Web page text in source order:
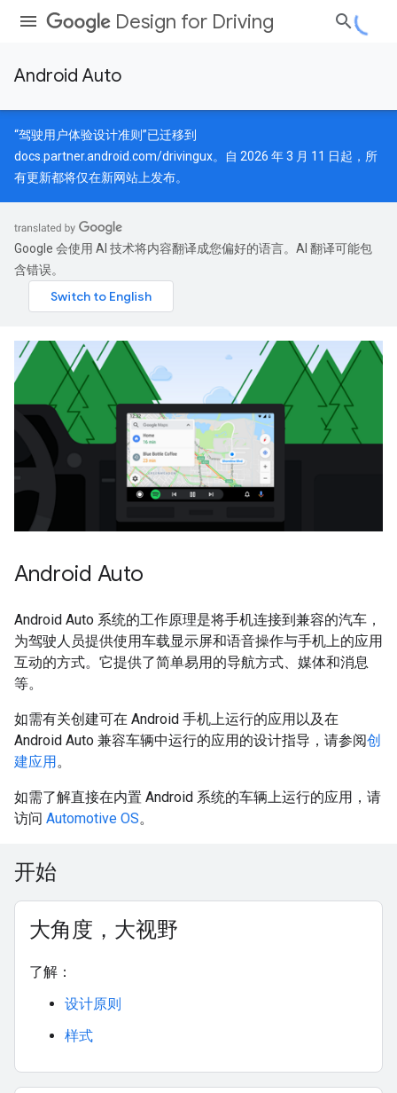
Design for Driving
Android Auto
“驾驶用户体验设计准则”已迁移到
docs.partner.android.com/drivingux。自 2026 年 3 月 11 日起，所
有更新都将仅在新网站上发布。
Google 会使用 AI 技术将内容翻译成您偏好的语言。AI 翻译可能包
含错误。
Android Auto
Android Auto 系统的工作原理是将手机连接到兼容的汽车，
为驾驶人员提供使用车载显示屏和语音操作与手机上的应用
互动的方式。它提供了简单易用的导航方式、媒体和消息
等。
如需有关创建可在 Android 手机上运行的应用以及在
Android Auto 兼容车辆中运行的应用的设计指导，请参阅创
建应用。
如需了解直接在内置 Android 系统的车辆上运行的应用，请
访问 Automotive OS。
开始
大角度，大视野
了解：
设计原则
样式